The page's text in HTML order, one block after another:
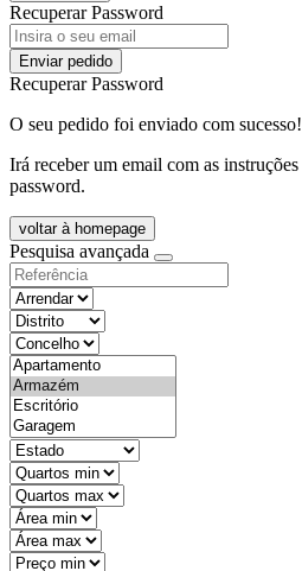
Recuperar Password
Enviar pedido
Recuperar Password
O seu pedido foi enviado com sucesso!
Irá receber um email com as instruções
password.
voltar à homepage
Pesquisa avançada
objective
districtId
countyId
types
state
mintypo
maxtypo
minarea
maxarea
minprice